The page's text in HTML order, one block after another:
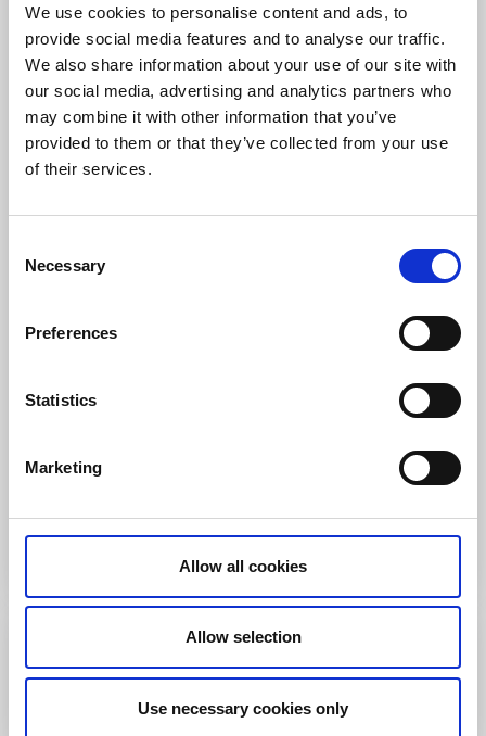
We use cookies to personalise content and ads, to
provide social media features and to analyse our traffic.
We also share information about your use of our site with
our social media, advertising and analytics partners who
may combine it with other information that you’ve
provided to them or that they’ve collected from your use
of their services.
Selection
Necessary
Preferences
Statistics
Marketing
Allow all cookies
Allow selection
Use necessary cookies only
Kerstins Camping
I den lugna gårdsmiljön omgiven av natur erbjuds väl
traditionella campingstugor och vinterbonade
självhushållningsstugor, som ger bra komfort året om.
extra bekvämt - prova på Glamping á la Kerstins!
Till hemsidan